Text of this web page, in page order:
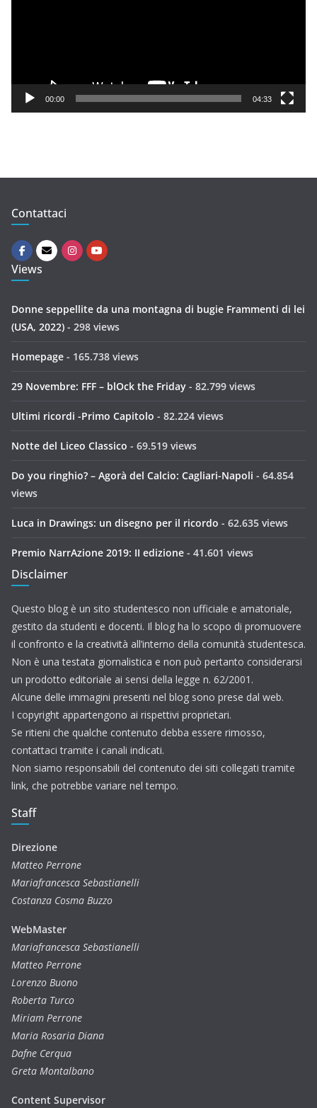
e
00:00 04:33
Contattaci
Views
Donne seppellite da una montagna di bugie Frammenti di lei
(USA, 2022) - 298 views
Homepage - 165.738 views
29 Novembre: FFF – blOck the Friday - 82.799 views
Ultimi ricordi -Primo Capitolo - 82.224 views
Notte del Liceo Classico - 69.519 views
Do you ringhio? – Agorà del Calcio: Cagliari-Napoli - 64.854
views
Luca in Drawings: un disegno per il ricordo - 62.635 views
Premio NarrAzione 2019: II edizione - 41.601 views
Disclaimer
Questo blog è un sito studentesco non ufficiale e amatoriale,
gestito da studenti e docenti. Il blog ha lo scopo di promuovere
il confronto e la creatività all’interno della comunità studentesca.
Non è una testata giornalistica e non può pertanto considerarsi
un prodotto editoriale ai sensi della legge n. 62/2001.
Alcune delle immagini presenti nel blog sono prese dal web.
I copyright appartengono ai rispettivi proprietari.
Se ritieni che qualche contenuto debba essere rimosso,
contattaci tramite i canali indicati.
Non siamo responsabili del contenuto dei siti collegati tramite
link, che potrebbe variare nel tempo.
Staff
Direzione
Matteo Perrone
Mariafrancesca Sebastianelli
Costanza Cosma Buzzo
WebMaster
Mariafrancesca Sebastianelli
Matteo Perrone
Lorenzo Buono
Roberta Turco
Miriam Perrone
Maria Rosaria Diana
Dafne Cerqua
Greta Montalbano
Content Supervisor